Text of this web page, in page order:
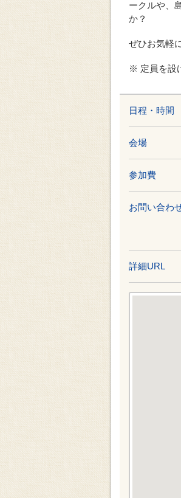
ークルや、
か？
ぜひお気軽
※ 定員を設
日程・時間
会場
参加費
お問い合わ
詳細URL